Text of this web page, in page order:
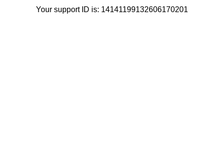
Your support ID is: 14141199132606170201